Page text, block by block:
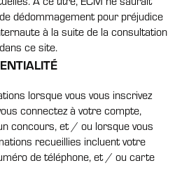
dédommagement pour préjudice
à la suite de la consultation
ce site.
lorsque vous vous inscrivez
connectez à votre compte,
concours, et / ou lorsque vous
recueillies incluent votre
de téléphone, et / ou carte